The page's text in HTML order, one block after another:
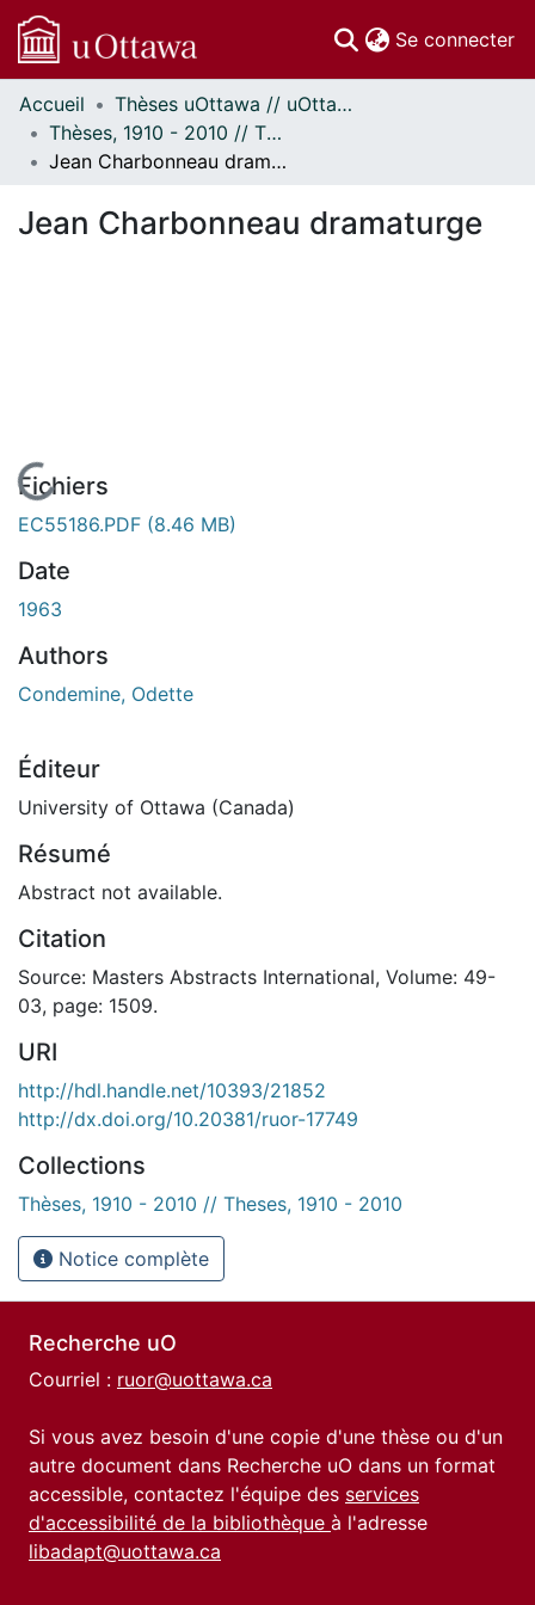
Se connecter
Communautés
et collections
Parcourir
À propos
Accueil
Thèses uOttawa // uOttawa Theses
Thèses, 1910 - 2010 // Theses, 1910 - 2010
Jean Charbonneau dramaturge
Jean Charbonneau dramaturge
En cours de chargement...
Fichiers
EC55186.PDF (8.46 MB)
Date
1963
Authors
Condemine, Odette
Éditeur
University of Ottawa (Canada)
Résumé
Abstract not available.
Citation
Source: Masters Abstracts International, Volume: 49-
03, page: 1509.
URI
http://hdl.handle.net/10393/21852
http://dx.doi.org/10.20381/ruor-17749
Collections
Thèses, 1910 - 2010 // Theses, 1910 - 2010
Notice complète
Recherche uO
Courriel : ruor@uottawa.ca
Si vous avez besoin d'une copie d'une thèse ou d'un
autre document dans Recherche uO dans un format
accessible, contactez l'équipe des services
d'accessibilité de la bibliothèque à l'adresse
libadapt@uottawa.ca